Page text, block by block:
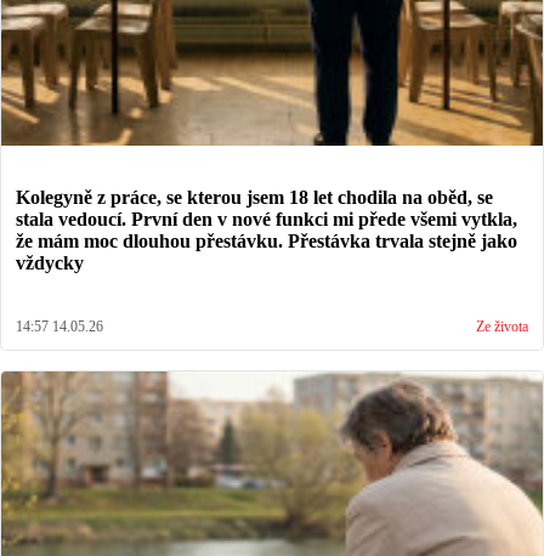
Kolegyně z práce, se kterou jsem 18 let chodila na oběd, se
stala vedoucí. První den v nové funkci mi přede všemi vytkla,
že mám moc dlouhou přestávku. Přestávka trvala stejně jako
vždycky
14:57 14.05.26 Ze života